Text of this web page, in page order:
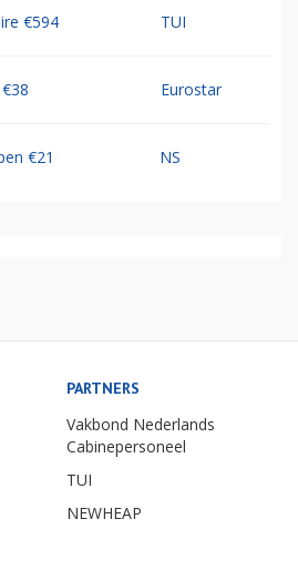
€594 TUI
Eurostar
€21 NS
PARTNERS
Vakbond Nederlands
Cabinepersoneel
TUI
NEWHEAP